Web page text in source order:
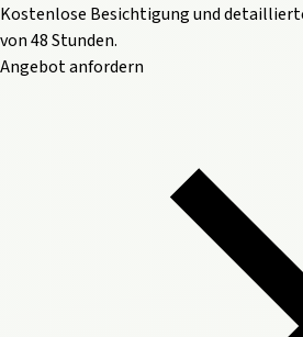
Kostenlose Besichtigung und
von 48 Stunden.
Angebot anfordern